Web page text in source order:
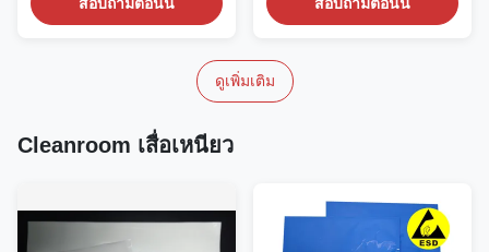
ดูเพิ่มเติม
Cleanroom เสื่อเหนียว